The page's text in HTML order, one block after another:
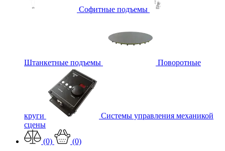
Софитные подъемы
Штанкетные подъемы Поворотные
круги
Системы управления механикой
сцены
(0)
(0)